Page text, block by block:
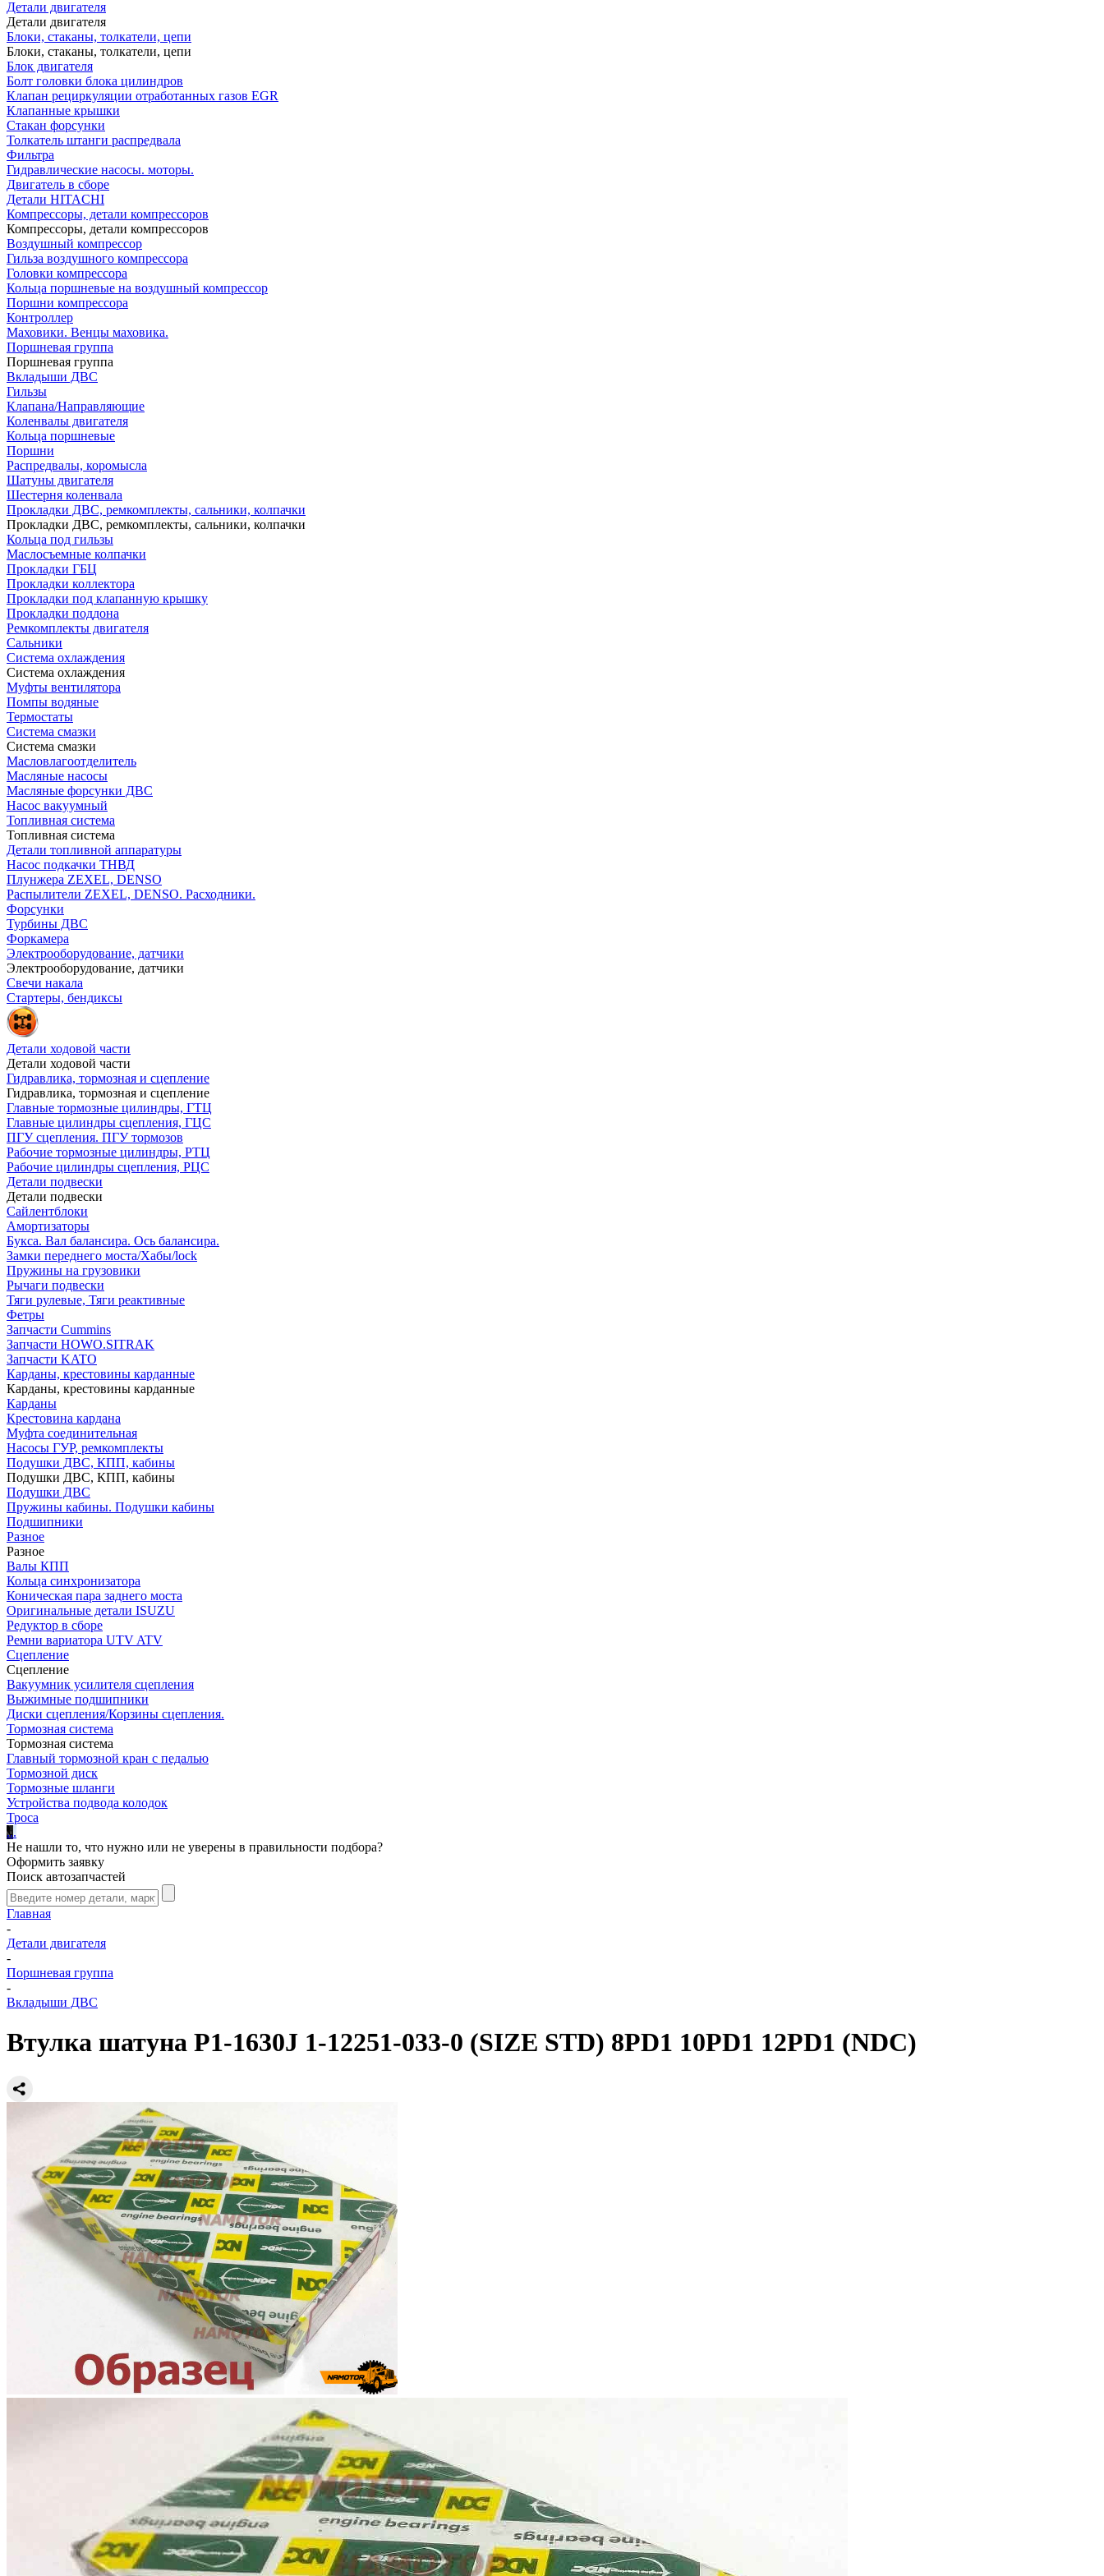
Детали двигателя
Детали двигателя
Блоки, стаканы, толкатели, цепи
Блоки, стаканы, толкатели, цепи
Блок двигателя
Болт головки блока цилиндров
Клапан рециркуляции отработанных газов EGR
Клапанные крышки
Стакан форсунки
Толкатель штанги распредвала
Фильтра
Гидравлические насосы. моторы.
Двигатель в сборе
Детали HITACHI
Компрессоры, детали компрессоров
Компрессоры, детали компрессоров
Воздушный компрессор
Гильза воздушного компрессора
Головки компрессора
Кольца поршневые на воздушный компрессор
Поршни компрессора
Контроллер
Маховики. Венцы маховика.
Поршневая группа
Поршневая группа
Вкладыши ДВС
Гильзы
Клапана/Направляющие
Коленвалы двигателя
Кольца поршневые
Поршни
Распредвалы, коромысла
Шатуны двигателя
Шестерня коленвала
Прокладки ДВС, ремкомплекты, сальники, колпачки
Прокладки ДВС, ремкомплекты, сальники, колпачки
Кольца под гильзы
Маслосъемные колпачки
Прокладки ГБЦ
Прокладки коллектора
Прокладки под клапанную крышку
Прокладки поддона
Ремкомплекты двигателя
Сальники
Система охлаждения
Система охлаждения
Муфты вентилятора
Помпы водяные
Термостаты
Система смазки
Система смазки
Масловлагоотделитель
Масляные насосы
Масляные форсунки ДВС
Насос вакуумный
Топливная система
Топливная система
Детали топливной аппаратуры
Насос подкачки ТНВД
Плунжера ZEXEL, DENSO
Распылители ZEXEL, DENSO. Расходники.
Форсунки
Турбины ДВС
Форкамера
Электрооборудование, датчики
Электрооборудование, датчики
Свечи накала
Стартеры, бендиксы
Детали ходовой части
Детали ходовой части
Гидравлика, тормозная и сцепление
Гидравлика, тормозная и сцепление
Главные тормозные цилиндры, ГТЦ
Главные цилиндры сцепления, ГЦС
ПГУ сцепления. ПГУ тормозов
Рабочие тормозные цилиндры, РТЦ
Рабочие цилиндры сцепления, РЦС
Детали подвески
Детали подвески
Cайлентблоки
Амортизаторы
Букса. Вал балансира. Ось балансира.
Замки переднего моста/Хабы/lock
Пружины на грузовики
Рычаги подвески
Тяги рулевые, Тяги реактивные
Фетры
Запчасти Cummins
Запчасти HOWO.SITRAK
Запчасти KATO
Карданы, крестовины карданные
Карданы, крестовины карданные
Карданы
Крестовина кардана
Муфта соединительная
Насосы ГУР, ремкомплекты
Подушки ДВС, КПП, кабины
Подушки ДВС, КПП, кабины
Подушки ДВС
Пружины кабины. Подушки кабины
Подшипники
Разное
Разное
Валы КПП
Кольца синхронизатора
Коническая пара заднего моста
Оригинальные детали ISUZU
Редуктор в сборе
Ремни вариатора UTV ATV
Сцепление
Сцепление
Вакуумник усилителя сцепления
Выжимные подшипники
Диски сцепления/Корзины сцепления.
Тормозная система
Тормозная система
Главный тормозной кран с педалью
Тормозной диск
Тормозные шланги
Устройства подвода колодок
Троса
...
Не нашли то, что нужно или не уверены в правильности подбора?
Оформить заявку
Поиск автозапчастей
Главная
-
Детали двигателя
-
Поршневая группа
-
Вкладыши ДВС
Втулка шатуна P1-1630J 1-12251-033-0 (SIZE STD) 8PD1 10PD1 12PD1 (NDC)